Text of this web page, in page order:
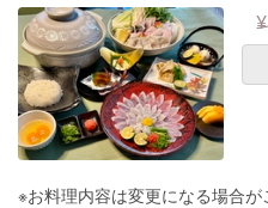
※お料理内容は変更になる場合